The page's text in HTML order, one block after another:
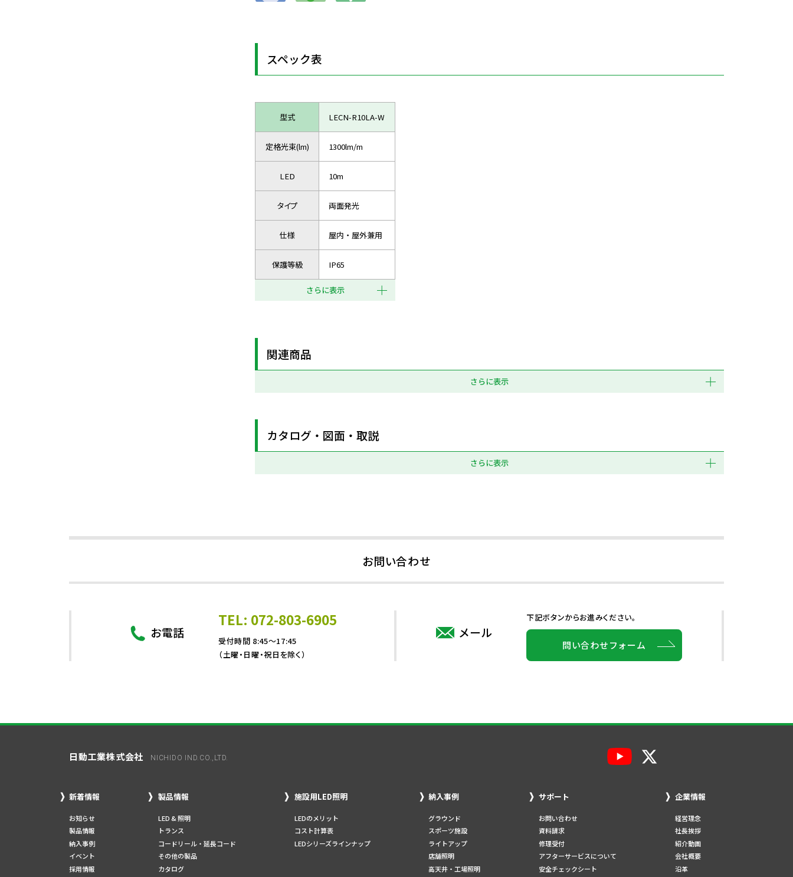
スペック表
型式 LECN-R10LA-W
定格光束(lm) 1300lm/m
LED 10m
タイプ 両面発光
仕様 屋内・屋外兼用
保護等級 IP65
さらに表示
関連商品
さらに表示
カタログ・図面・取説
さらに表示
お問い合わせ
お電話
TEL: 072-803-6905
受付時間 8:45～17:45
（土曜・日曜・祝日を除く）
メール
下記ボタンからお進みください。
問い合わせフォーム
日動工業株式会社 NICHIDO IND.CO.,LTD.
新着情報
お知らせ
製品情報
納入事例
イベント
採用情報
製品情報
LED & 照明
トランス
コードリール・延長コード
その他の製品
カタログ
施設用LED照明
LEDのメリット
コスト計算表
LEDシリーズラインナップ
納入事例
グラウンド
スポーツ施設
ライトアップ
店舗照明
高天井・工場照明
サポート
お問い合わせ
資料請求
修理受付
アフターサービスについて
安全チェックシート
企業情報
経営理念
社長挨拶
紹介動画
会社概要
沿革